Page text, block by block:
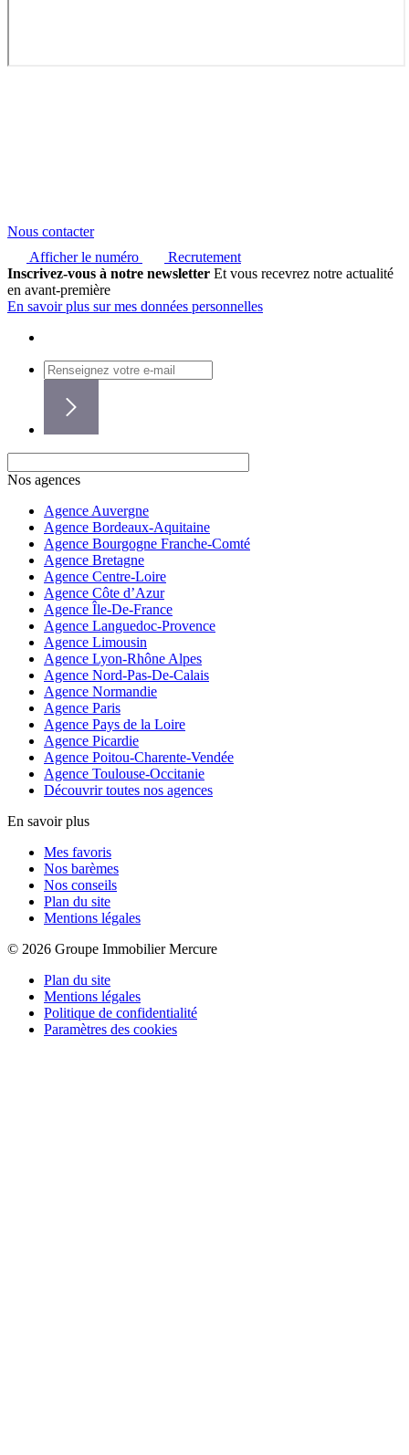
Nous contacter
Afficher le numéro
Recrutement
Inscrivez-vous à notre newsletter Et vous recevrez notre actualité
en avant-première
En savoir plus sur mes données personnelles
Nos agences
Agence Auvergne
Agence Bordeaux-Aquitaine
Agence Bourgogne Franche-Comté
Agence Bretagne
Agence Centre-Loire
Agence Côte d’Azur
Agence Île-De-France
Agence Languedoc-Provence
Agence Limousin
Agence Lyon-Rhône Alpes
Agence Nord-Pas-De-Calais
Agence Normandie
Agence Paris
Agence Pays de la Loire
Agence Picardie
Agence Poitou-Charente-Vendée
Agence Toulouse-Occitanie
Découvrir toutes nos agences
En savoir plus
Mes favoris
Nos barèmes
Nos conseils
Plan du site
Mentions légales
© 2026 Groupe Immobilier Mercure
Plan du site
Mentions légales
Politique de confidentialité
Paramètres des cookies